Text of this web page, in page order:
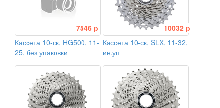
7546 р
Кассета 10-ск, HG500, 11-
25, без упаковки
10032 р
Кассета 10-ск, SLX, 11-32,
ин.уп